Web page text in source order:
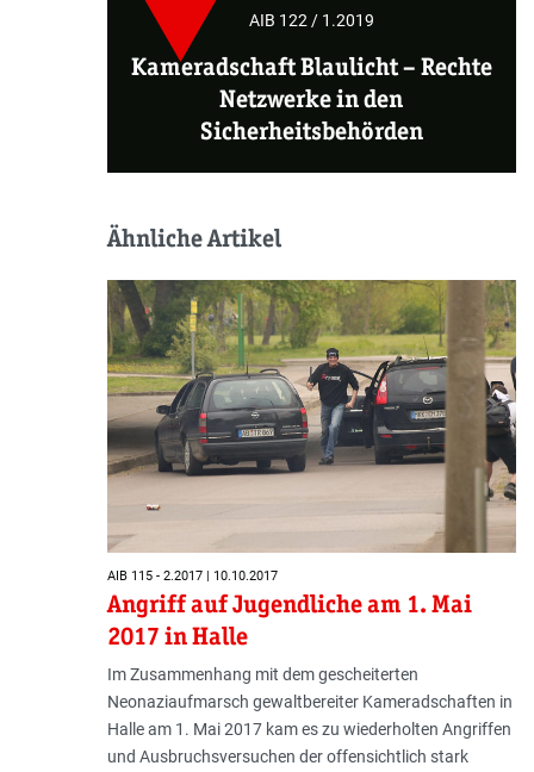
AIB 122 / 1.2019
Kameradschaft Blaulicht–Rechte
Netzwerke in den
Sicherheitsbehörden
Ähnliche Artikel
AIB 115 - 2.2017 | 10.10.2017
Angriff auf Jugendliche am 1. Mai
2017 in Halle
Im Zusammenhang mit dem gescheiterten
Neonaziaufmarsch gewaltbereiter Kameradschaften in
Halle am 1. Mai 2017 kam es zu wiederholten Angriffen
und Ausbruchsversuchen der offensichtlich stark